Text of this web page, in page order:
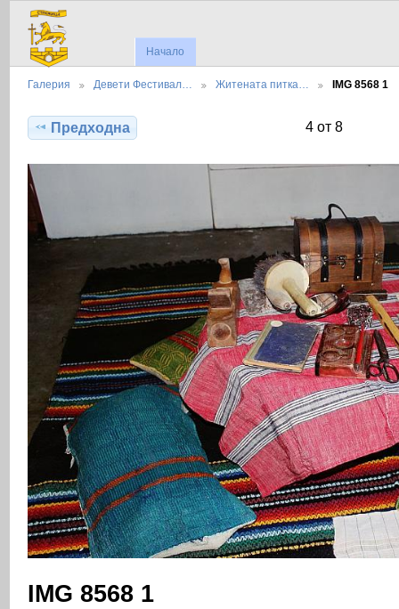
Начало
Галерия Девети Фестивал… Житената питка… IMG 8568 1
Предходна 4 от 8
IMG 8568 1